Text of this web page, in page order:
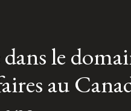
le
au